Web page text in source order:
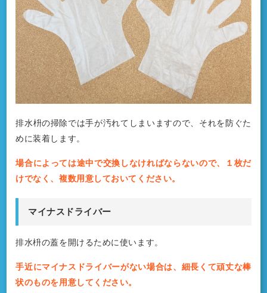
排水枡の掃除では手が汚れてしまいますので、それを防ぐた
めに装着します。
場合によっては途中で交換しなければならないので、１枚だ
けでなく、複数用意しておいてください。
マイナスドライバー
排水枡の蓋を開けるために使います。
手近にマイナスドライバーがない場合は、細長くて頑丈な棒
状のものを用意してください。